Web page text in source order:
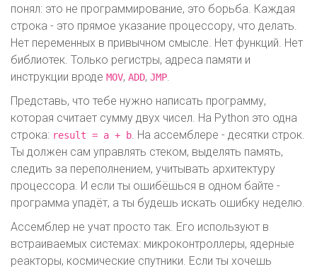
понял: это не программирование, это борьба. Каждая
строка - это прямое указание процессору, что делать.
Нет переменных в привычном смысле. Нет функций. Нет
библиотек. Только регистры, адреса памяти и
инструкции вроде MOV, ADD, JMP.
Представь, что тебе нужно написать программу,
которая считает сумму двух чисел. На Python это одна
строка: result = a + b. На ассемблере - десятки строк.
Ты должен сам управлять стеком, выделять память,
следить за переполнением, учитывать архитектуру
процессора. И если ты ошибёшься в одном байте -
программа упадёт, а ты будешь искать ошибку неделю.
Ассемблер не учат просто так. Его используют в
встраиваемых системах: микроконтроллеры, ядерные
реакторы, космические спутники. Если ты хочешь